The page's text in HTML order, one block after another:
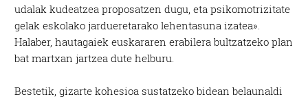
udalak kudeatzea proposatzen dugu, eta psikomotrizitate
gelak eskolako jardueretarako lehentasuna izatea».
Halaber, hautagaiek euskararen erabilera bultzatzeko plan
bat martxan jartzea dute helburu.
Bestetik, gizarte kohesioa sustatzeko bidean belaunaldi